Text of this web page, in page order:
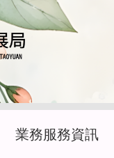
業務服務資訊